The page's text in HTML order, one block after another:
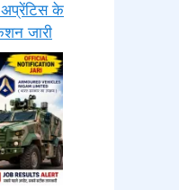
अप्रेंटिस के
जारी